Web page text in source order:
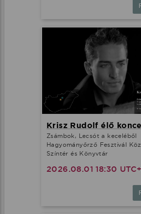
Krisz Rudolf élő
Zsámbok, Lecsót a keceléből
Hagyományőrző Fesztivál
Színtér és Könyvtár
2026.08.01 18:30